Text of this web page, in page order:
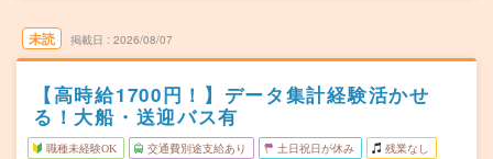
未読 掲載日 2026/08/07
【高時給1700円！】データ集計経験活かせ
る！大船・送迎バス有
職種未経験OK 交通費別途支給あり 土日祝日が休み 残業なし